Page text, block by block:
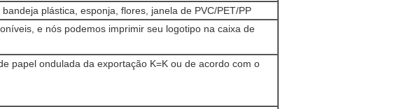
plástica, esponja, flores, janela de PVC/PET/PP
e nós podemos imprimir seu logotipo na caixa de
papel ondulada da exportação K=K ou de acordo com o